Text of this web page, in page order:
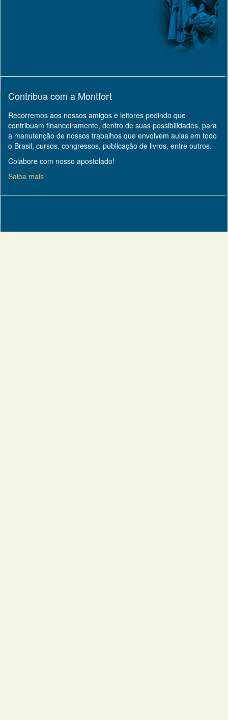
Contribua com a Montfort
Recorremos aos nossos amigos e leitores pedindo que
contribuam financeiramente, dentro de suas possibilidades, para
a manutenção de nossos trabalhos que envolvem aulas em todo
o Brasil, cursos, congressos, publicação de livros, entre outros.
Colabore com nosso apostolado!
Saiba mais